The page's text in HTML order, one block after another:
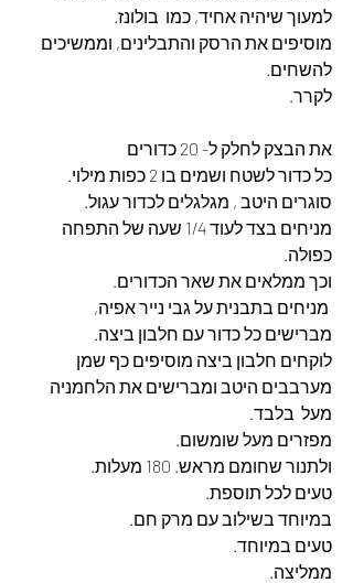
למעוך שיהיה אחיד, כמו  בולונז.
מוסיפים את הרסק והתבלינים, וממשיכים
להשחים.
לקרר.
את הבצק לחלק ל- 20 כדורים
כל כדור לשטח ושמים בו 2 כפות מילוי.
סוגרים היטב , מגלגלים לכדור עגול.
מניחים בצד לעוד 1/4 שעה של התפחה
כפולה.
וכך ממלאים את שאר הכדורים.
מברישים כל כדור עם חלבון ביצה.
לוקחים חלבון ביצה מוסיפים כף שמן
מערבבים היטב ומברישים את הלחמניה
מעל  בלבד.
מפזרים מעל שומשום.
ולתנור שחומם מראש. 180 מעלות.
טעים לכל תוספת.
במיוחד בשילוב עם מרק חם.
טעים במיוחד.
ממליצה.